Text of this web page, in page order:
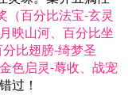
（百分比法宝-玄灵
映山河、百分比坐
比翅膀-绮梦圣
色启灵-蓐收、战宠
过！